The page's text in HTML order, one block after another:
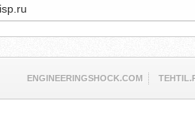
ENGINEERINGSHOCK.COM